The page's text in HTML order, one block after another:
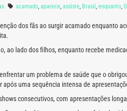
acamado aparece assiste Brasil enquanto
dos fãs ao surgir acamado enquanto
ao lado dos filhos, enquanto recebe
um problema de saúde que o
uma sequência intensa de
consecutivos, com apresentações